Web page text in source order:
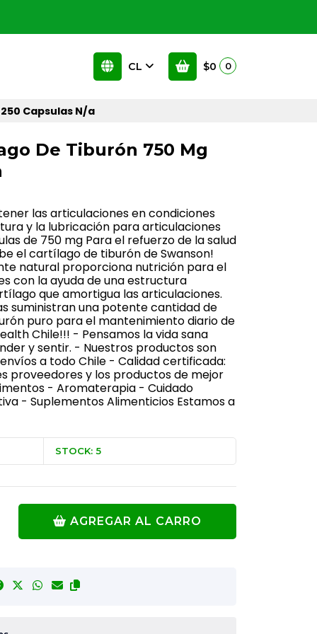
CL $0 0
Capsulas N/a
De Tiburón 750 Mg
las articulaciones en condiciones
y la lubricación para articulaciones
de 750 mg Para el refuerzo de la salud
el cartílago de tiburón de Swanson!
natural proporciona nutrición para el
con la ayuda de una estructura
que amortigua las articulaciones.
suministran una potente cantidad de
puro para el mantenimiento diario de
Chile!!! - Pensamos la vida sana
y sentir. - Nuestros productos son
a todo Chile - Calidad certificada:
proveedores y los productos de mejor
- Aromaterapia - Cuidado
- Suplementos Alimenticios Estamos a
STOCK: 5
AGREGAR AL CARRO